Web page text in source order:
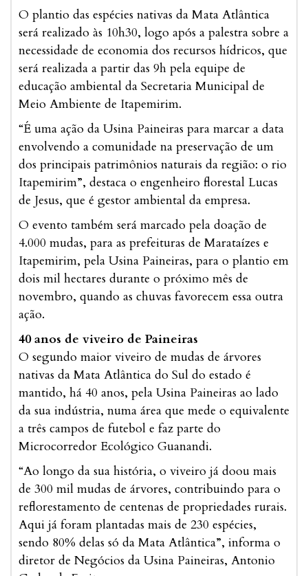
O plantio das espécies nativas da Mata Atlântica
será realizado às 10h30, logo após a palestra sobre a
necessidade de economia dos recursos hídricos, que
será realizada a partir das 9h pela equipe de
educação ambiental da Secretaria Municipal de
Meio Ambiente de Itapemirim.
“É uma ação da Usina Paineiras para marcar a data
envolvendo a comunidade na preservação de um
dos principais patrimônios naturais da região: o rio
Itapemirim”, destaca o engenheiro florestal Lucas
de Jesus, que é gestor ambiental da empresa.
O evento também será marcado pela doação de
4.000 mudas, para as prefeituras de Marataízes e
Itapemirim, pela Usina Paineiras, para o plantio em
dois mil hectares durante o próximo mês de
novembro, quando as chuvas favorecem essa outra
ação.
40 anos de viveiro de Paineiras
O segundo maior viveiro de mudas de árvores
nativas da Mata Atlântica do Sul do estado é
mantido, há 40 anos, pela Usina Paineiras ao lado
da sua indústria, numa área que mede o equivalente
a três campos de futebol e faz parte do
Microcorredor Ecológico Guanandi.
“Ao longo da sua história, o viveiro já doou mais
de 300 mil mudas de árvores, contribuindo para o
reflorestamento de centenas de propriedades rurais.
Aqui já foram plantadas mais de 230 espécies,
sendo 80% delas só da Mata Atlântica”, informa o
diretor de Negócios da Usina Paineiras, Antonio